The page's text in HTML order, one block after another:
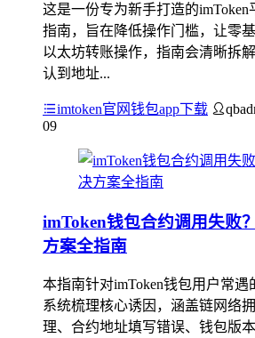
这是一份专为新手打造的
指南，旨在降低操作门槛，让零
以太坊转账操作，指南会清晰拆
认到地址...
imtoken官网钱包app下载
09
imToken钱包合约调用失败
方案全指南
本指南针对imToken钱包用户常遇
系统梳理核心诱因，涵盖链网络
理、合约地址填写错误、钱包版